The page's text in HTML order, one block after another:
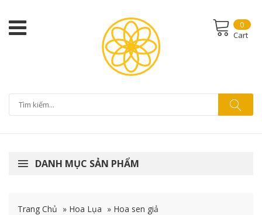
0
Cart
DANH MỤC SẢN PHẨM
Trang Chủ » Hoa Lụa » Hoa sen giả